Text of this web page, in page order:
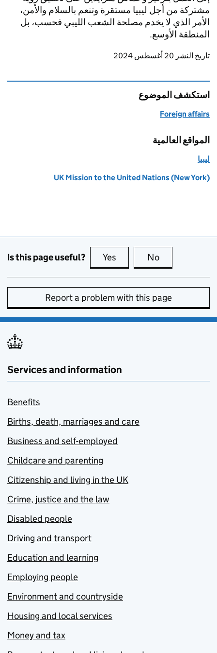
مشتركة من أجل ليبيا مستقرة وتنعم بالسلام والأمن،
الأمر الذي لا يخدم مصلحة الشعب الليبي فحسب، بل
المنطقة الأوسع.
Updates to this page
تاريخ النشر 20 أغسطس 2024
استكشف الموضوع
Foreign affairs
المواقع العالمية
ليبيا
UK Mission to the United Nations (New York)
Is this page useful? Yes this page is useful
No
Report a problem with this page
Services and information
Benefits
Births, death, marriages and care
Business and self-employed
Childcare and parenting
Citizenship and living in the UK
Crime, justice and the law
Disabled people
Driving and transport
Education and learning
Employing people
Environment and countryside
Housing and local services
Money and tax